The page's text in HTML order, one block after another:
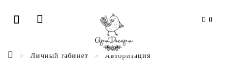
0
Личный rабинет Авторизация